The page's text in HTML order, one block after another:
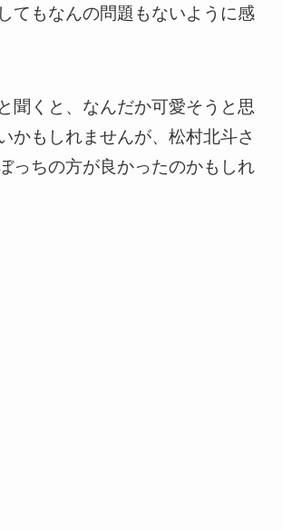
てもなんの問題もないように感
聞くと、なんだか可愛そうと思
かもしれませんが、松村北斗さ
っちの方が良かったのかもしれ